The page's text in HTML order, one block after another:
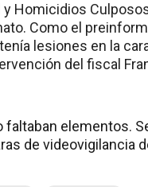
Homicidios
Como el
lesiones en la
del fiscal
elementos.
de videovigilancia